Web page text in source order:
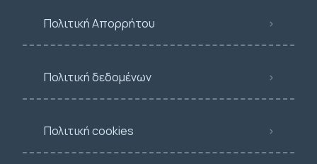
Πολιτική Απορρήτου
Πολιτική δεδομένων
Πολιτική cookies